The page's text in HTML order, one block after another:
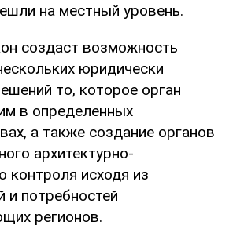
на местный уровень.
создаст возможность
юридически
то, которое орган
в определенных
а также создание органов
архитектурно-
контроля исходя из
и потребностей
регионов.